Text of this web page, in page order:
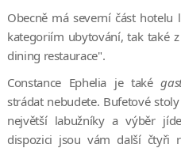
Obecně má severní část
kategoriím ubytování, tak také
dining restaurace".
Constance Ephelia je také
strádat nebudete. Bufetové
největší labužníky a výběr
dispozici jsou vám další čtyři